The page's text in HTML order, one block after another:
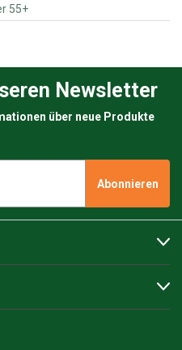
55+
Newsletter
über neue Produkte